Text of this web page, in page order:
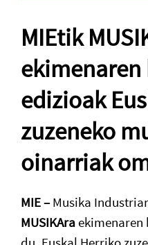
MIEtik
edizioak
zuzeneko
oinarriak
MIE –Musika
MUSIKAraekimenaren